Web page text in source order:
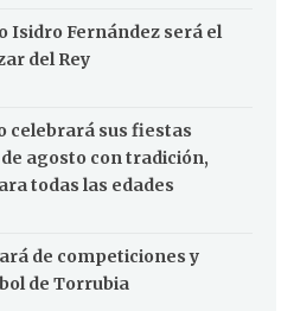
Isidro Fernández será el
del Rey
celebrará sus fiestas
agosto con tradición,
todas las edades
de competiciones y
de Torrubia